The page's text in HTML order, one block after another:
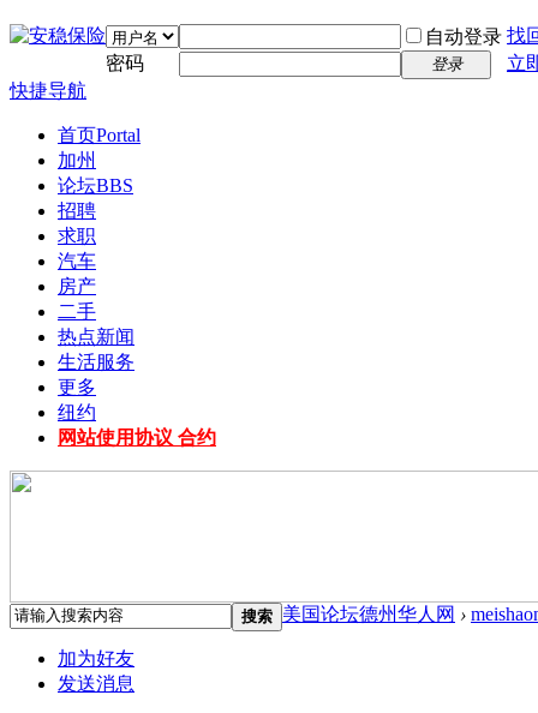
自动登录 找
密码
登录
立
快捷导航
首页Portal
加州
论坛BBS
招聘
求职
汽车
房产
二手
热点新闻
生活服务
更多
纽约
网站使用协议 合约
搜索 美国论坛德州华人网 ›
加为好友
发送消息